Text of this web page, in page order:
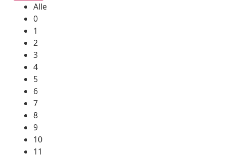
Alle
0
1
2
3
4
5
6
7
8
9
10
11